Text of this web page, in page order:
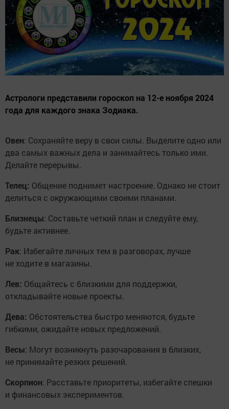
Астрологи представили гороскоп на 12-е ноября 2024
года для каждого знака Зодиака.
Овен: Сохраняйте веру в свои силы. Выделите одно или
два самых важных дела и занимайтесь только ими.
Делайте перерывы.
Телец: Общение поднимет настроение. Однако не стоит
делиться с окружающими своими планами.
Близнецы: Составьте четкий план и следуйте ему,
будьте активнее.
Рак: Избегайте личных тем в разговорах, лучше
не ходите в магазины.
Лев: Общайтесь с близкими для поддержки,
откладывайте новые проекты.
Дева: Обстоятельства быстро меняются, будьте
гибкими, ожидайте новых предложений.
Весы: Могут возникнуть разочарования в близких,
не принимайте резких решений.
Скорпион: Расставьте приоритеты, избегайте спешки
и финансовых экспериментов.